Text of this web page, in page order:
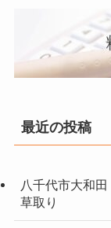
最近の投稿
八千代市大和
草取り